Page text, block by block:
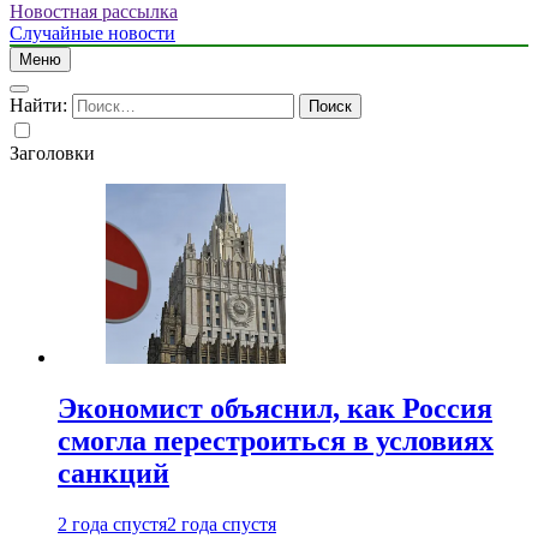
Новостная рассылка
Случайные новости
Меню
Найти:
Заголовки
Экономист объяснил, как Россия
смогла перестроиться в условиях
санкций
2 года спустя2 года спустя